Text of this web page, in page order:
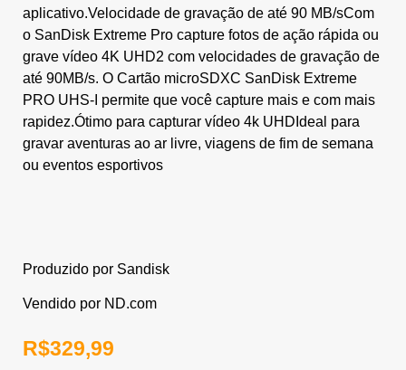
aplicativo.Velocidade de gravação de até 90 MB/sCom
o SanDisk Extreme Pro capture fotos de ação rápida ou
grave vídeo 4K UHD2 com velocidades de gravação de
até 90MB/s. O Cartão microSDXC SanDisk Extreme
PRO UHS-I permite que você capture mais e com mais
rapidez.Ótimo para capturar vídeo 4k UHDIdeal para
gravar aventuras ao ar livre, viagens de fim de semana
ou eventos esportivos
Produzido por Sandisk
Vendido por ND.com
R$329,99